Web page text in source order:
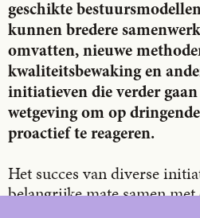
geschikte
kunnen bredere
omvatten, nieuwe
kwaliteitsbewaking en
initiatieven die verder
wetgeving om op
proactief te reageren.
Het succes van diverse
belangrijke mate samen